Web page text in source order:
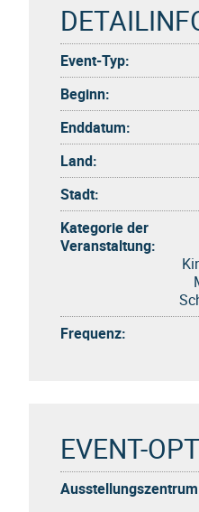
Event-Typ:
Beginn:
Enddatum:
Land:
Stadt:
Kategorie der
Veranstaltung:
Frequenz:
EVENT-